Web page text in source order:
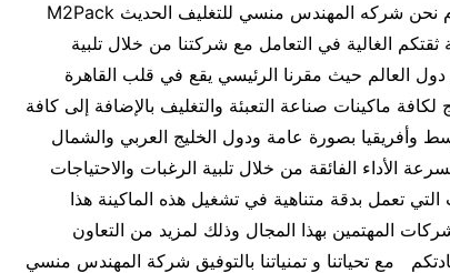
الصناعي وخاصة في مجال صناعة التعبئة والتغليف فنقدم نحن شركه المهندس منسي للتغليف الحديث M2Pack
الغالية في التعامل مع شركتنا من خلال تلبية
دول العالم حيث مقرنا الرئيسي يقع في قلب القاهرة
ماكينات صناعة التعبئة والتغليف بالإضافة إلى كافة
وأفريقيا بصورة عامة ودول الخليج العربي والشمال
الأداء الفائقة من خلال تلبية الرغبات والاحتياجات
تعمل بدقة متناهية في تشغيل هذه الماكينة هذا
المهتمين بهذا المجال وذلك لمزيد من التعاون
مع تحياتنا و تمنياتنا بالتوفيق شركة المهندس منسي